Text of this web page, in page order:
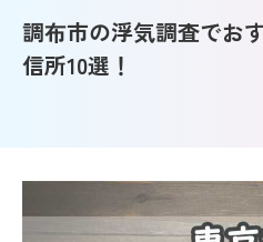
調布市の浮気調査でお
信所10選！